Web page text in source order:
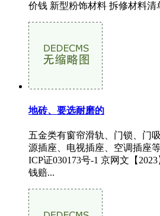
价钱 新型粉饰材料 拆修材料清
地砖、要选耐磨的
五金类有窗帘滑轨、门锁、门
源插座、电视插座、空调插座
ICP证030173号-1 京网文【
钱赔...